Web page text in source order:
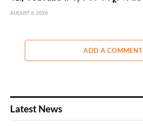
AUGUST 6, 2026
ADD A COMMENT
Latest News